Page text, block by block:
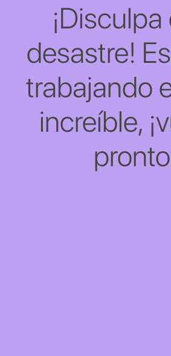
desastre!
trabajando
increíble,